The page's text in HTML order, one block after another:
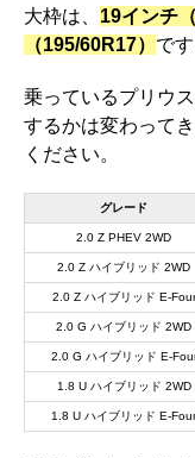
大枠は、 19インチ
（195/60R17） です
乗っているプリウ
するかは変わって
ください。
グレード
2.0 Z PHEV 2WD
2.0 Z ハイブリッド 2WD
2.0 Z ハイブリッド E-Four
2.0 G ハイブリッド 2WD
2.0 G ハイブリッド E-
1.8 U ハイブリッド 2WD
1.8 U ハイブリッド E-Four